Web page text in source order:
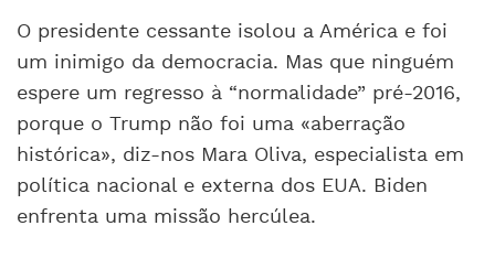
O presidente cessante isolou a América e foi
um inimigo da democracia. Mas que ninguém
espere um regresso à “normalidade” pré-2016,
porque o Trump não foi uma «aberração
histórica», diz-nos Mara Oliva, especialista em
política nacional e externa dos EUA. Biden
enfrenta uma missão hercúlea.